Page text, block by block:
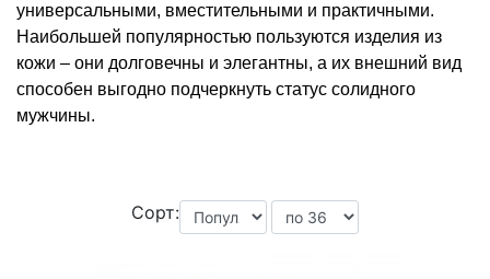
универсальными, вместительными и практичными.
Наибольшей популярностью пользуются изделия из
кожи – они долговечны и элегантны, а их внешний вид
способен выгодно подчеркнуть статус солидного
мужчины.
Сорт: